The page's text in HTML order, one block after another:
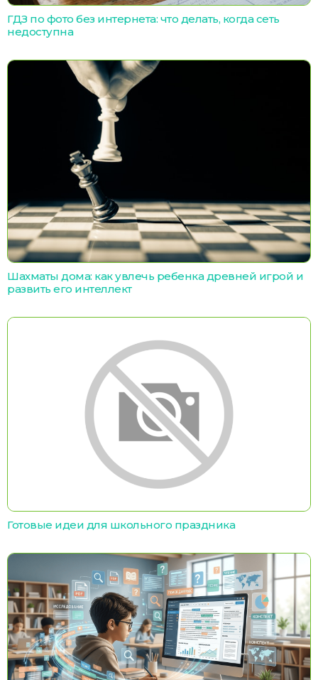
ГДЗ по фото без интернета: что делать, когда сеть
недоступна
Шахматы дома: как увлечь ребенка древней игрой и
развить его интеллект
Готовые идеи для школьного праздника